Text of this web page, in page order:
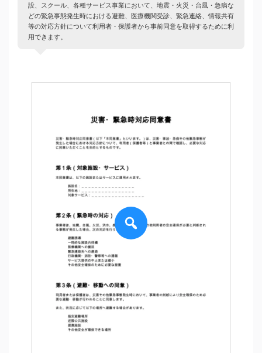
設、スクール、各種サービス事業において、地震・火災・台風・急病な
どの緊急事態発生時における避難、医療機関受診、緊急連絡、情報共有
等の対応方針について利用者・保護者から事前同意を取得するために利
用できます。